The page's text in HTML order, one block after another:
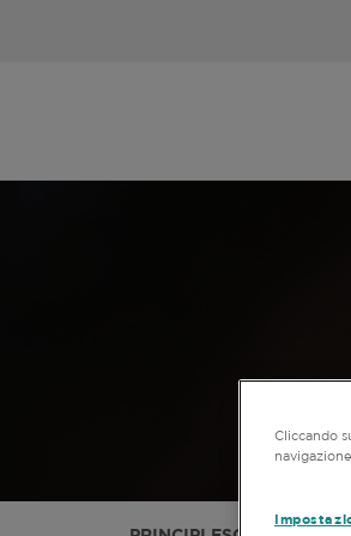
Cliccando